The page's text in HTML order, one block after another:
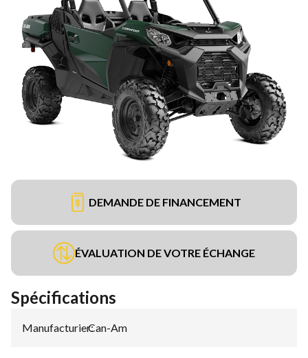
DEMANDE DE FINANCEMENT
ÉVALUATION DE VOTRE ÉCHANGE
Spécifications
Manufacturier:
Can-Am